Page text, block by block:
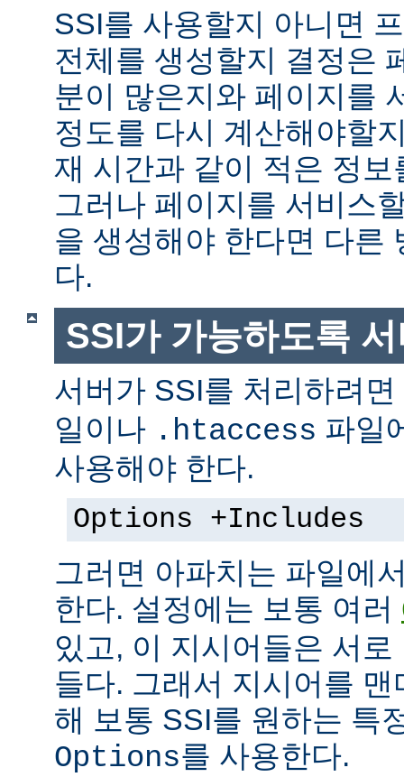
SSI를 사용할지 아니면
전체를 생성할지 결정은
분이 많은지와 페이지를
정도를 다시 계산해야할
재 시간과 같이 적은 정
그러나 페이지를 서비스
을 생성해야 한다면 다른
다.
SSI가 가능하도록
서버가 SSI를 처리하려면
일이나 .htaccess 파일
사용해야 한다.
Options +Includes
그러면 아파치는 파일에
한다. 설정에는 보통 여러
있고, 이 지시어들은 서
들다. 그래서 지시어를
해 보통 SSI를 원하는 특
Options를 사용한다.